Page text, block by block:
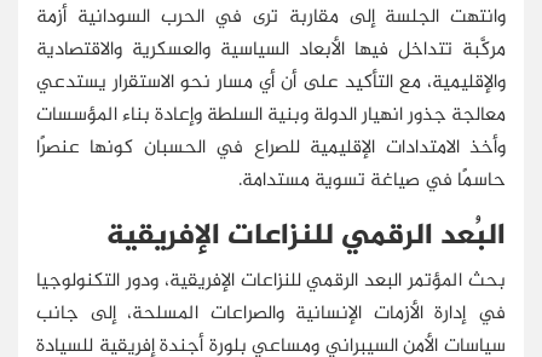
وانتهت الجلسة إلى مقاربة ترى في الحرب السودانية أزمة
مركَّبة تتداخل فيها الأبعاد السياسية والعسكرية والاقتصادية
والإقليمية، مع التأكيد على أن أي مسار نحو الاستقرار يستدعي
معالجة جذور انهيار الدولة وبنية السلطة وإعادة بناء المؤسسات
وأخذ الامتدادات الإقليمية للصراع في الحسبان كونها عنصرًا
حاسمًا في صياغة تسوية مستدامة.
البُعد الرقمي للنزاعات الإفريقية
بحث المؤتمر البعد الرقمي للنزاعات الإفريقية، ودور التكنولوجيا
في إدارة الأزمات الإنسانية والصراعات المسلحة، إلى جانب
سياسات الأمن السيبراني ومساعي بلورة أجندة إفريقية للسيادة